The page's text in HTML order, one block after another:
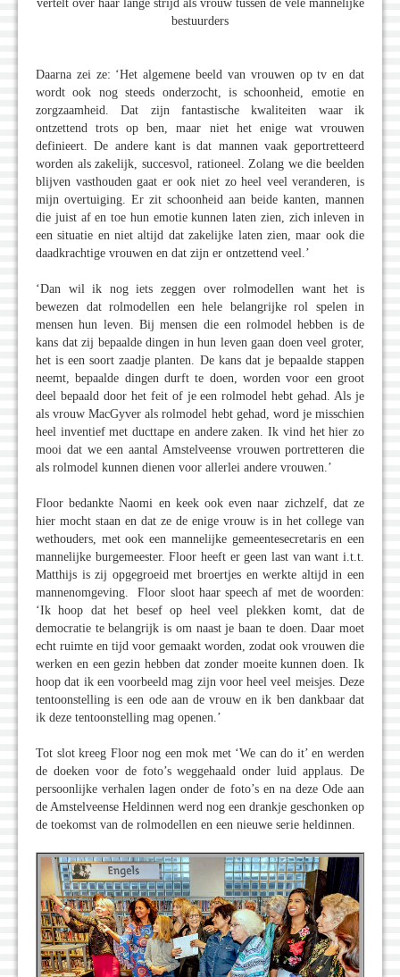
vertelt over haar lange strijd als vrouw tussen de vele mannelijke
bestuurders
Daarna zei ze: ‘Het algemene beeld van vrouwen op tv en dat
wordt ook nog steeds onderzocht, is schoonheid, emotie en
zorgzaamheid. Dat zijn fantastische kwaliteiten waar ik
ontzettend trots op ben, maar niet het enige wat vrouwen
definieert. De andere kant is dat mannen vaak geportretteerd
worden als zakelijk, succesvol, rationeel. Zolang we die beelden
blijven vasthouden gaat er ook niet zo heel veel veranderen, is
mijn overtuiging. Er zit schoonheid aan beide kanten, mannen
die juist af en toe hun emotie kunnen laten zien, zich inleven in
een situatie en niet altijd dat zakelijke laten zien, maar ook die
daadkrachtige vrouwen en dat zijn er ontzettend veel.’
‘Dan wil ik nog iets zeggen over rolmodellen want het is
bewezen dat rolmodellen een hele belangrijke rol spelen in
mensen hun leven. Bij mensen die een rolmodel hebben is de
kans dat zij bepaalde dingen in hun leven gaan doen veel groter,
het is een soort zaadje planten. De kans dat je bepaalde stappen
neemt, bepaalde dingen durft te doen, worden voor een groot
deel bepaald door het feit of je een rolmodel hebt gehad. Als je
als vrouw MacGyver als rolmodel hebt gehad, word je misschien
heel inventief met ducttape en andere zaken. Ik vind het hier zo
mooi dat we een aantal Amstelveense vrouwen portretteren die
als rolmodel kunnen dienen voor allerlei andere vrouwen.’
Floor bedankte Naomi en keek ook even naar zichzelf, dat ze
hier mocht staan en dat ze de enige vrouw is in het college van
wethouders, met ook een mannelijke gemeentesecretaris en een
mannelijke burgemeester. Floor heeft er geen last van want i.t.t.
Matthijs is zij opgegroeid met broertjes en werkte altijd in een
mannenomgeving. Floor sloot haar speech af met de woorden:
‘Ik hoop dat het besef op heel veel plekken komt, dat de
democratie te belangrijk is om naast je baan te doen. Daar moet
echt ruimte en tijd voor gemaakt worden, zodat ook vrouwen die
werken en een gezin hebben dat zonder moeite kunnen doen. Ik
hoop dat ik een voorbeeld mag zijn voor heel veel meisjes. Deze
tentoonstelling is een ode aan de vrouw en ik ben dankbaar dat
ik deze tentoonstelling mag openen.’
Tot slot kreeg Floor nog een mok met ‘We can do it’ en werden
de doeken voor de foto’s weggehaald onder luid applaus. De
persoonlijke verhalen lagen onder de foto’s en na deze Ode aan
de Amstelveense Heldinnen werd nog een drankje geschonken op
de toekomst van de rolmodellen en een nieuwe serie heldinnen.